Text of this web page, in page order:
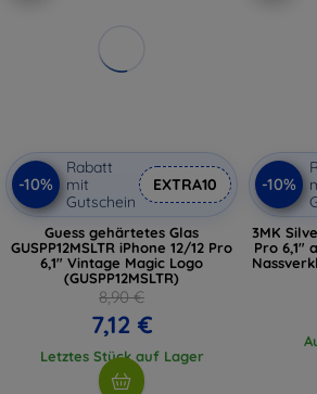
-10%
Rabatt
mit
Gutschein
EXTRA10
Guess gehärtetes Glas
GUSPP12MSLTR iPhone 12/12 Pro
6,1" Vintage Magic Logo
(GUSPP12MSLTR)
8,90 €
7,12 €
Letztes Stück auf Lager
-10%
3MK
Pro 6,1"